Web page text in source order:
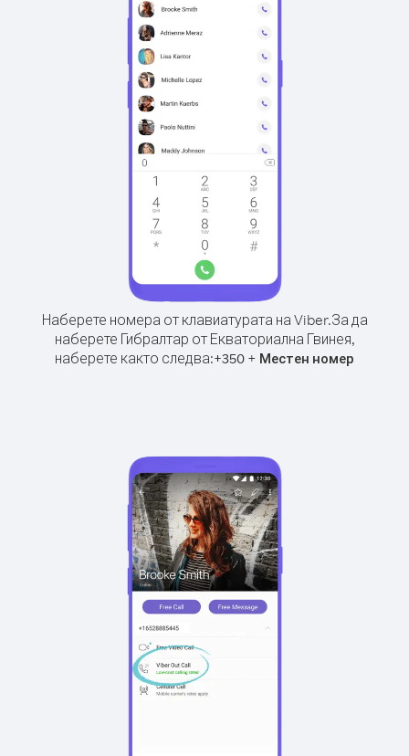
Наберете номера от клавиатурата на Viber.За да
наберете Гибралтар от Екваториална Гвинея,
наберете както следва:+350 + Местен номер